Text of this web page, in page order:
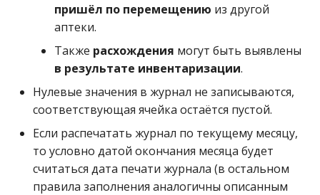
пришёл по перемещению из другой
аптеки.
Также расхождения могут быть выявлены
в результате инвентаризации.
Нулевые значения в журнал не записываются,
соответствующая ячейка остаётся пустой.
Если распечатать журнал по текущему месяцу,
то условно датой окончания месяца будет
считаться дата печати журнала (в остальном
правила заполнения аналогичны описанным